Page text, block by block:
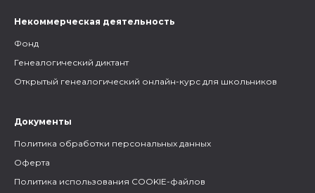
Некоммерческая деятельность
Фонд
Генеалогический диктант
Открытый генеалогический онлайн-курс для школьников
Документы
Политика обработки персональных данных
Оферта
Политика использования COOKIE-файлов